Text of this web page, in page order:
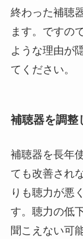
終わった補聴
ます。ですの
ような理由が
てください。
補聴器を調整
補聴器を長年
ても改善され
りも聴力が悪
す。聴力の低
聞こえない可